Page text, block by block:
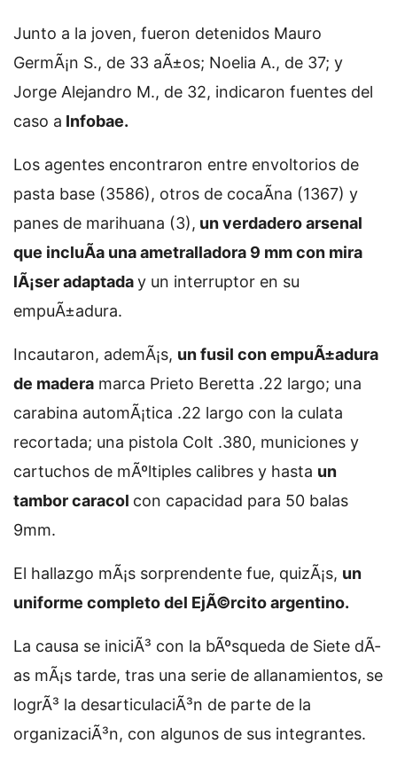
Junto a la joven, fueron detenidos Mauro
GermÃ¡n S., de 33 aÃ±os; Noelia A., de 37; y
Jorge Alejandro M., de 32, indicaron fuentes del
caso a Infobae.
Los agentes encontraron entre envoltorios de
pasta base (3586), otros de cocaÃ­na (1367) y
panes de marihuana (3), un verdadero arsenal
que incluÃ­a una ametralladora 9 mm con mira
lÃ¡ser adaptaday un interruptor en su
empuÃ±adura.
Incautaron, ademÃ¡s, un fusil con empuÃ±adura
de madera marca Prieto Beretta .22 largo; una
carabina automÃ¡tica .22 largo con la culata
recortada; una pistola Colt .380, municiones y
cartuchos de mÃºltiples calibres y hasta un
tambor caracol con capacidad para 50 balas
9mm.
El hallazgo mÃ¡s sorprendente fue, quizÃ¡s, un
uniforme completo del EjÃ©rcito argentino.
La causa se iniciÃ³ con la bÃºsqueda de Siete dÃ­
as mÃ¡s tarde, tras una serie de allanamientos, se
logrÃ³ la desarticulaciÃ³n de parte de la
organizaciÃ³n, con algunos de sus integrantes.